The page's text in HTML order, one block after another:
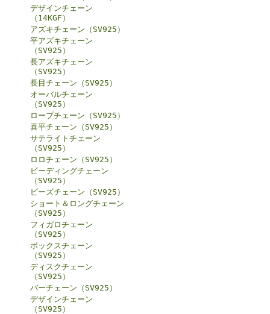
デザインチェーン
（14KGF）
アズキチェーン（SV925）
平アズキチェーン
（SV925）
長アズキチェーン
（SV925）
長目チェーン（SV925）
オーバルチェーン
（SV925）
ロープチェーン（SV925）
喜平チェーン（SV925）
サテライトチェーン
（SV925）
ロロチェーン（SV925）
ビーディングチェーン
（SV925）
ビーズチェーン（SV925）
ショート＆ロングチェーン
（SV925）
フィガロチェーン
（SV925）
ボックスチェーン
（SV925）
ディスクチェーン
（SV925）
バーチェーン（SV925）
デザインチェーン
（SV925）